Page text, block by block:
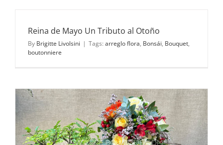
Reina de Mayo Un Tributo al Otoño
By Brigitte Livolsini | Tags: arreglo flora, Bonsái, Bouquet,
boutonniere